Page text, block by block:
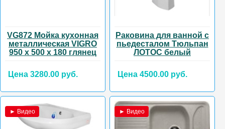
VG872 Мойка кухонная
металлическая VIGRO
950 х 500 х 180 глянец
Цена 3280.00 руб.
Раковина для ванной с
пьедесталом Тюльпан
ЛОТОС белый
Цена 4500.00 руб.
► Видео ► Видео